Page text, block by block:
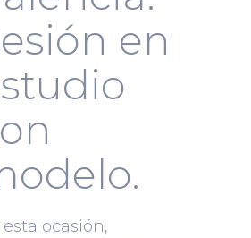
en
esta ocasión,